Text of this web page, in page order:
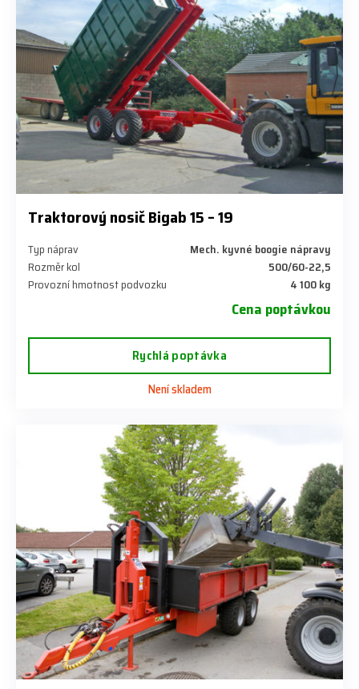
Traktorový nosič Bigab 15 – 19
Typ náprav
Mech. kyvné boogie nápravy
Rozměr kol
500/60-22,5
Provozní hmotnost podvozku
4 100 kg
Cena poptávkou
Rychlá poptávka
Není skladem